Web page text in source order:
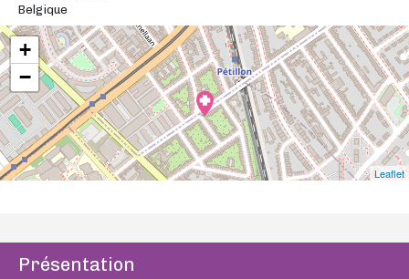
Belgique
+
−
Leaflet
Présentation